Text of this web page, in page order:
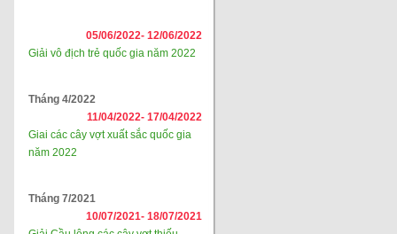
05/06/2022- 12/06/2022
Giải vô địch trẻ quốc gia năm 2022
Tháng 4/2022
11/04/2022- 17/04/2022
Giai các cây vợt xuất sắc quốc gia
năm 2022
Tháng 7/2021
10/07/2021- 18/07/2021